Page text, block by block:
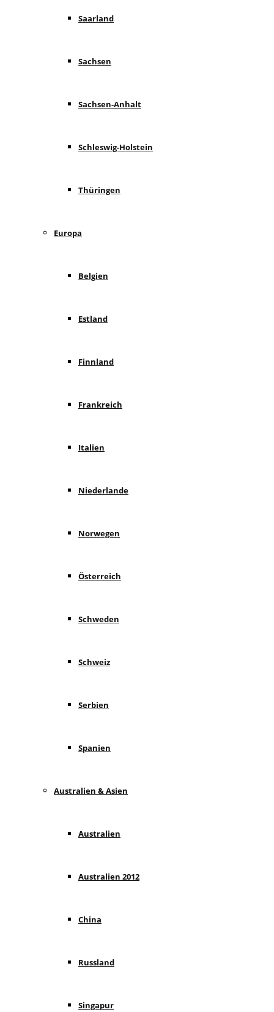
Saarland
Sachsen
Sachsen-Anhalt
Schleswig-Holstein
Thüringen
Europa
Belgien
Estland
Finnland
Frankreich
Italien
Niederlande
Norwegen
Österreich
Schweden
Schweiz
Serbien
Spanien
Australien & Asien
Australien
Australien 2012
China
Russland
Singapur